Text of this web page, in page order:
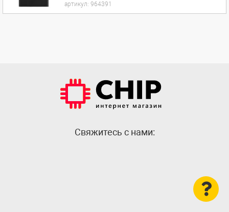
артикул: 964391
Cвяжитесь с нами: